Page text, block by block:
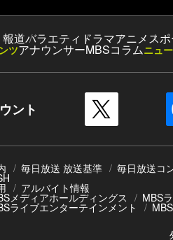
道バラエティ ドラマアニメス
ツアナウンサーMBSコラムニュ
ント
毎日放送 放送基準 毎日放送コ
アルバイト情報
メディアホールディングス MBS
ライブエンターテインメント